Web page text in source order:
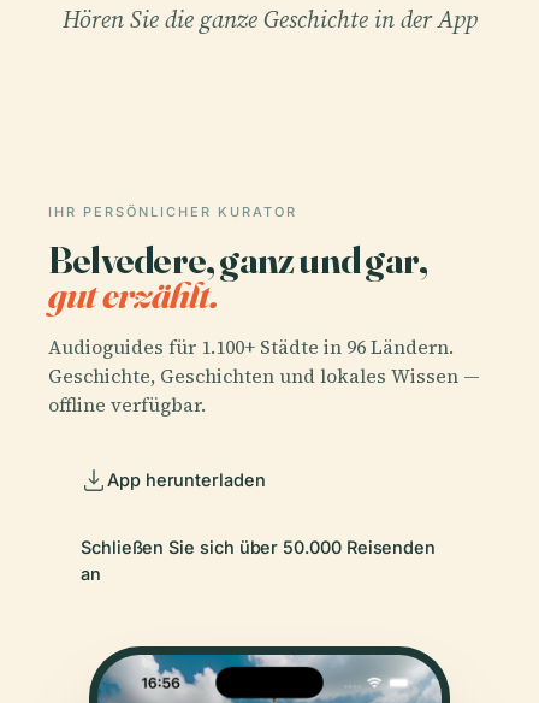
Hören Sie die ganze Geschichte in der App
IHR PERSÖNLICHER KURATOR
Belvedere, ganz und gar,
gut erzählt.
Audioguides für 1.100+ Städte in 96 Ländern.
Geschichte, Geschichten und lokales Wissen —
offline verfügbar.
App herunterladen
Schließen Sie sich über 50.000 Reisenden
an